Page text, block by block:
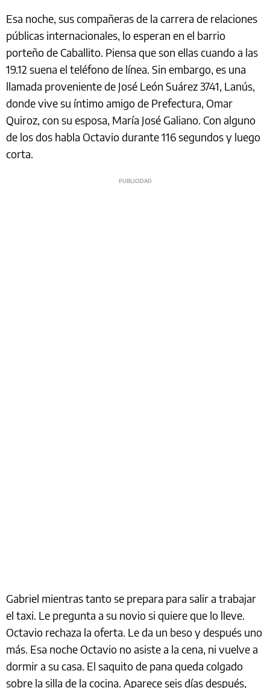
Esa noche, sus compañeras de la carrera de relaciones
públicas internacionales, lo esperan en el barrio
porteño de Caballito. Piensa que son ellas cuando a las
19.12 suena el teléfono de línea. Sin embargo, es una
llamada proveniente de José León Suárez 3741, Lanús,
donde vive su íntimo amigo de Prefectura, Omar
Quiroz, con su esposa, María José Galiano. Con alguno
de los dos habla Octavio durante 116 segundos y luego
corta.
Gabriel mientras tanto se prepara para salir a trabajar
el taxi. Le pregunta a su novio si quiere que lo lleve.
Octavio rechaza la oferta. Le da un beso y después uno
más. Esa noche Octavio no asiste a la cena, ni vuelve a
dormir a su casa. El saquito de pana queda colgado
sobre la silla de la cocina. Aparece seis días después,